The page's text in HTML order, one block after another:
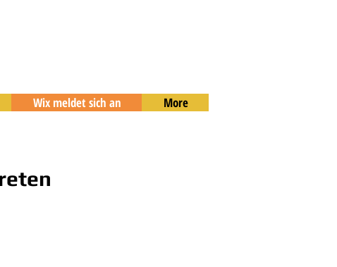
Wix meldet sich an More